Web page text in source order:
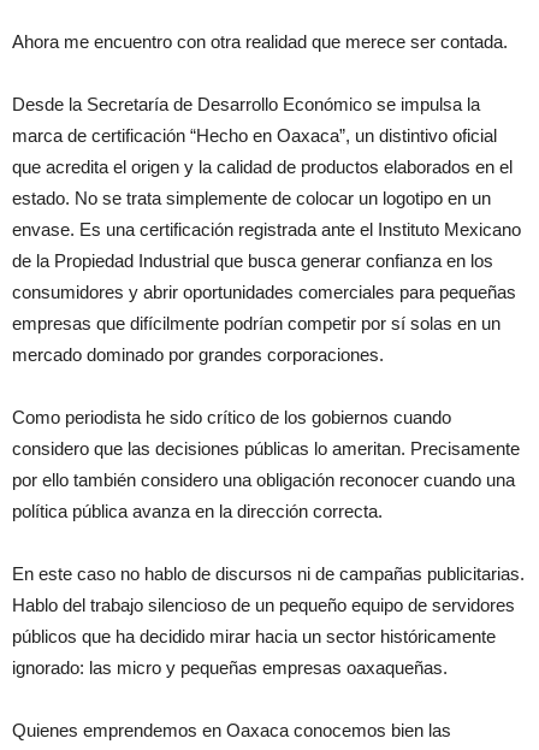
Ahora me encuentro con otra realidad que merece ser contada.
Desde la Secretaría de Desarrollo Económico se impulsa la
marca de certificación “Hecho en Oaxaca”, un distintivo oficial
que acredita el origen y la calidad de productos elaborados en el
estado. No se trata simplemente de colocar un logotipo en un
envase. Es una certificación registrada ante el Instituto Mexicano
de la Propiedad Industrial que busca generar confianza en los
consumidores y abrir oportunidades comerciales para pequeñas
empresas que difícilmente podrían competir por sí solas en un
mercado dominado por grandes corporaciones.
Como periodista he sido crítico de los gobiernos cuando
considero que las decisiones públicas lo ameritan. Precisamente
por ello también considero una obligación reconocer cuando una
política pública avanza en la dirección correcta.
En este caso no hablo de discursos ni de campañas publicitarias.
Hablo del trabajo silencioso de un pequeño equipo de servidores
públicos que ha decidido mirar hacia un sector históricamente
ignorado: las micro y pequeñas empresas oaxaqueñas.
Quienes emprendemos en Oaxaca conocemos bien las